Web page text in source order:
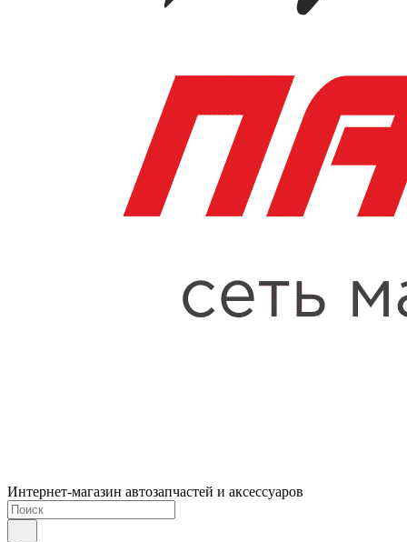
Интернет-магазин автозапчастей и аксессуаров